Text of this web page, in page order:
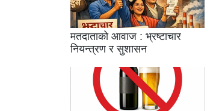
मतदाताको आवाज : भ्रष्टाचार
नियन्त्रण र सुशासन